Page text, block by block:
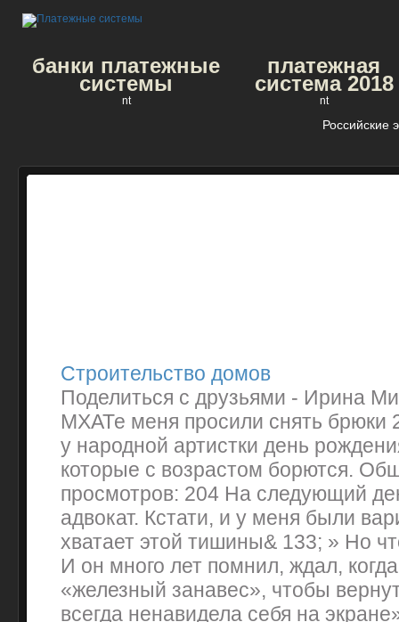
банки платежные
системы
nt
платежная
система 2018
nt
Российские
Строительство домов
Поделиться с друзьями - Ирина
МХАТе меня просили снять брюки
у народной артистки день
которые с возрастом борются.
просмотров: 204 На следующий
адвокат. Кстати, и у меня были
хватает этой тишины& 133; » Но
И он много лет помнил, ждал,
«железный занавес», чтобы
всегда ненавидела себя на